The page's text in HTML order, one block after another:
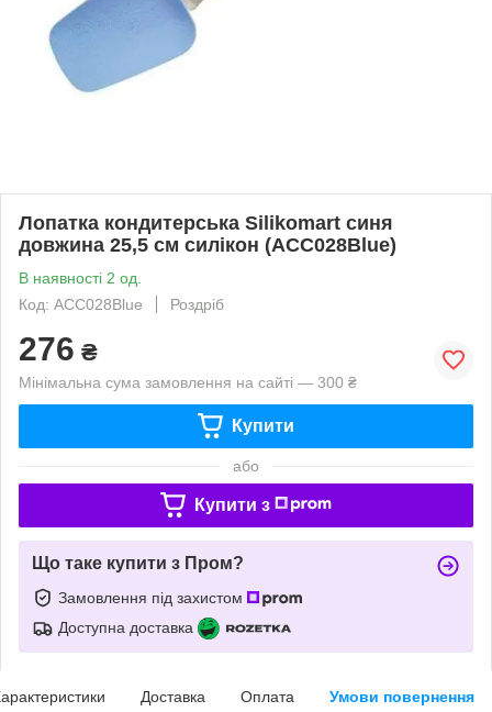
Лопатка кондитерська Silikomart синя
довжина 25,5 см силікон (ACC028Blue)
В наявності 2 од.
Код: ACC028Blue
Роздріб
276 ₴
Мінімальна сума замовлення на сайті — 300 ₴
Купити
або
Купити з
Що таке купити з Пром?
Замовлення під захистом
Доступна доставка
Доставка Оплата Умови повернення